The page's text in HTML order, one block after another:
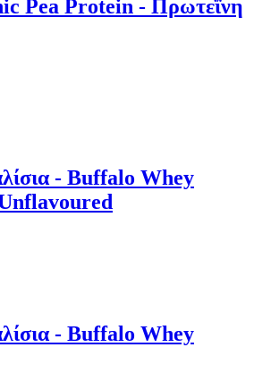
Pea Protein - Πρωτεΐνη
- Buffalo Whey
- Buffalo Whey